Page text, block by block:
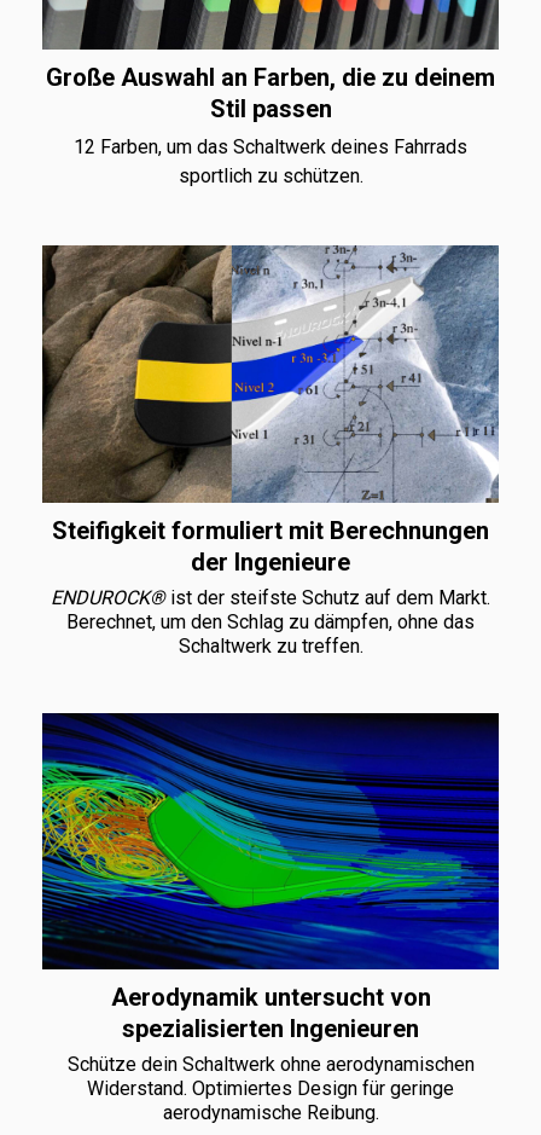
Große Auswahl an Farben, die zu deinem
Stil passen
12 Farben, um das Schaltwerk deines Fahrrads
sportlich zu schützen.
Steifigkeit formuliert mit Berechnungen
der Ingenieure
ENDUROCK®ist der steifste Schutz auf dem Markt.
Berechnet, um den Schlag zu dämpfen, ohne das
Schaltwerk zu treffen.
Aerodynamik untersucht von
spezialisierten Ingenieuren
Schütze dein Schaltwerk ohne aerodynamischen
Widerstand. Optimiertes Design für geringe
aerodynamische Reibung.